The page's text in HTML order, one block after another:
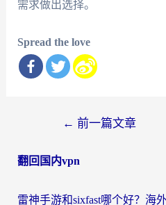
需求做出选择。
Spread the love
导
← 前一篇文章
翻回国内vpn